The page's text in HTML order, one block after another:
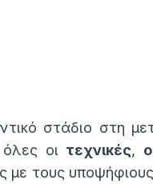
στάδιο στη
οι τεχνικές,
με τους